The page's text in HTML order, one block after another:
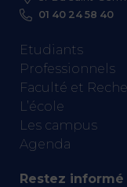
01 40 24 58 40
Etudiants
Professionnels
Faculté et
L’école
Les campus
Agenda
Restez informé